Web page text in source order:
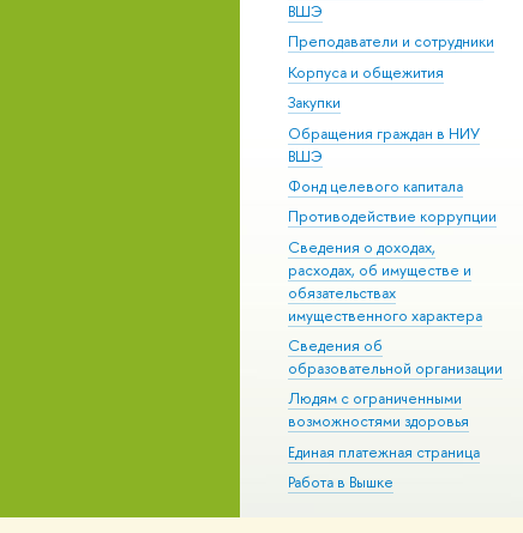
ВШЭ
Преподаватели и сотрудники
Корпуса и общежития
Закупки
Обращения граждан в НИУ
ВШЭ
Фонд целевого капитала
Противодействие коррупции
Сведения о доходах,
расходах, об имуществе и
обязательствах
имущественного характера
Сведения об
образовательной организации
Людям с ограниченными
возможностями здоровья
Единая платежная страница
Работа в Вышке